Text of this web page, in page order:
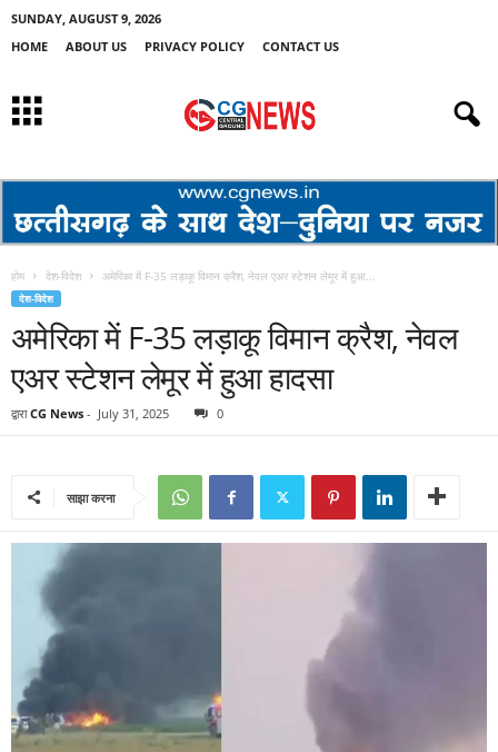
SUNDAY, AUGUST 9, 2026
HOME
ABOUT US PRIVACY POLICY CONTACT US
होम देश-विदेश अमेरिका में F-35 लड़ाकू विमान क्रैश, नेवल एअर स्टेशन लेमूर में हुआ...
देश-विदेश
अमेरिका में F-35 लड़ाकू विमान क्रैश, नेवल
एअर स्टेशन लेमूर में हुआ हादसा
द्वारा CG News - July 31, 2025 0
साझा करना